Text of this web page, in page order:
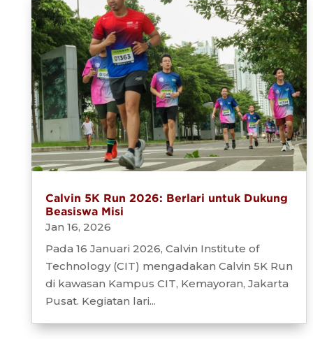
Calvin 5K Run 2026: Berlari untuk Dukung
Beasiswa Misi
Jan 16, 2026
Pada 16 Januari 2026, Calvin Institute of
Technology (CIT) mengadakan Calvin 5K Run
di kawasan Kampus CIT, Kemayoran, Jakarta
Pusat. Kegiatan lari...